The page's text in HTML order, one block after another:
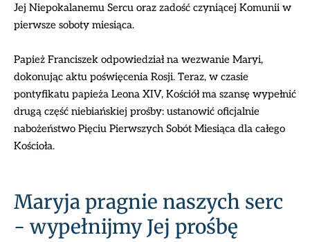
Jej Niepokalanemu Sercu oraz zadość czyniącej Komunii w
pierwsze soboty miesiąca.
Papież Franciszek odpowiedział na wezwanie Maryi,
dokonując aktu poświęcenia Rosji. Teraz, w czasie
pontyfikatu papieża Leona XIV, Kościół ma szansę wypełnić
drugą część niebiańskiej prośby: ustanowić oficjalnie
nabożeństwo Pięciu Pierwszych Sobót Miesiąca dla całego
Kościoła.
Maryja pragnie naszych serc
- wypełnijmy Jej prośbę